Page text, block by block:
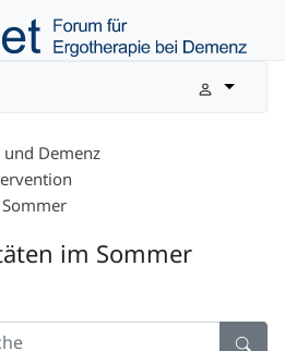
Demenz
im Sommer